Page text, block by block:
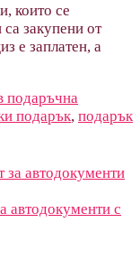
които се
закупени от
е заплатен, а
подаръчна
подарък, подарък
автодокументи с